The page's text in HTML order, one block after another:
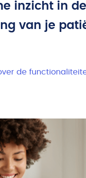
inzicht in de
van je
de